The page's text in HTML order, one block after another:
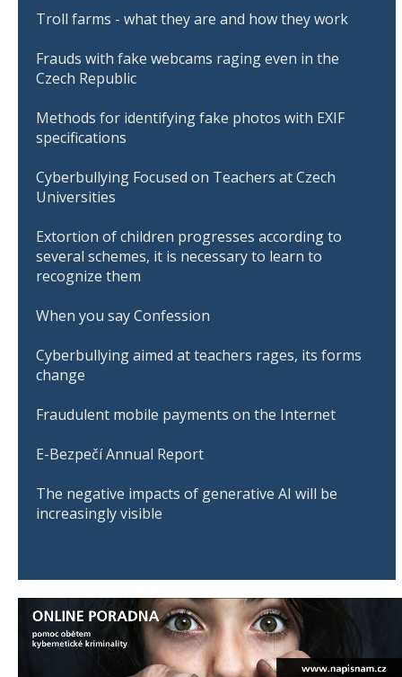
Troll farms - what they are and how they work
Frauds with fake webcams raging even in the
Czech Republic
Methods for identifying fake photos with EXIF
specifications
Cyberbullying Focused on Teachers at Czech
Universities
Extortion of children progresses according to
several schemes, it is necessary to learn to
recognize them
When you say Confession
Cyberbullying aimed at teachers rages, its forms
change
Fraudulent mobile payments on the Internet
E-Bezpečí Annual Report
The negative impacts of generative AI will be
increasingly visible